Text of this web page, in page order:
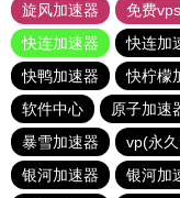
旋风加速器
免费
快连加速器
快连加
快鸭加速器
快柠檬
软件中心
原子加速
暴雪加速器
vp(永
银河加速器
银河加